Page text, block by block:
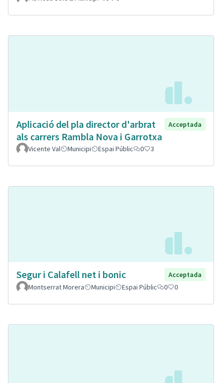
Aplicació del pla director d'arbrat
als carrers Rambla Nova i Garrotxa
Acceptada
Vicente Val Municipi Espai Públic 0 3
Segur i Calafell net i bonic
Acceptada
Montserrat Morera
Municipi Espai Públic 0 0